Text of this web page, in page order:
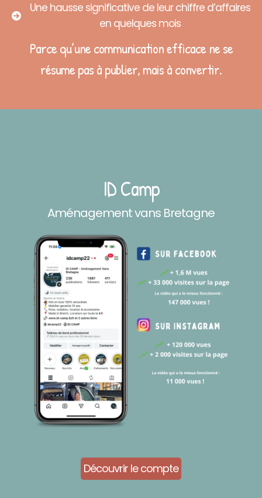
Une hausse significative de leur chiffre d’affaires
en quelques mois
Parce qu’une communication efficace ne se
résume pas à publier, mais à convertir.
ID Camp
Aménagement vans Bretagne
Découvrir le compte